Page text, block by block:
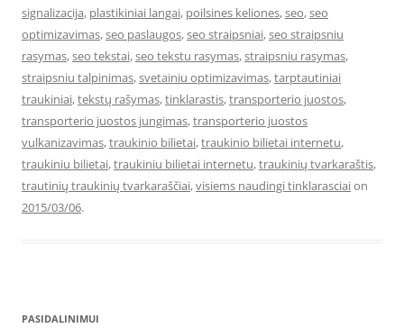
signalizacija, plastikiniai langai, poilsines keliones,seo,seo
optimizavimas,seo paslaugos,seo straipsniai,seo straipsniu
rasymas,seo tekstai,seo tekstu rasymas,straipsniu rasymas,
straipsniu talpinimas,svetainiu optimizavimas,tarptautiniai
traukiniai,tekstų rašymas,tinklarastis,transporterio juostos,
transporterio juostos jungimas,transporterio juostos
vulkanizavimas,traukinio bilietai,traukinio bilietai internetu,
traukiniu bilietai,traukiniu bilietai internetu,traukinių tvarkaraštis,
trautinių traukinių tvarkaraščiai,visiems naudingi tinklarasciaion
2015/03/06.
PASIDALINIMUI